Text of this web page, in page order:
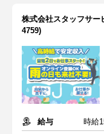
株式会社スタッフサー
4759)
給与
時給